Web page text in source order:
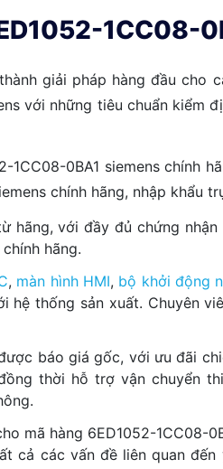
1CC08-
giải pháp hàng đầu cho
với những tiêu chuẩn
1CC08-0BA1 siemens chính
chính hãng, nhập
hãng, với đầy đủ chứng
hãng.
, màn hình HMI, bộ khởi động
hệ thống sản xuất. Chuyên
báo giá gốc, với ưu đãi
thời hỗ trợ vận chuyển
mã hàng 6ED1052-
cả các vấn đề liên quan